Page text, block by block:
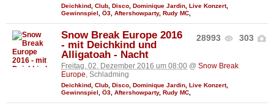
Deichkind Club Disco Dominique Jardin Live Konzert,
Gewinnspiel
Ö3 Aftershowparty, Rudy MC
28993 303
Snow Break Europe 2016
- mit Deichkind und
Alligatoah - Nacht
Freitag, 02. Dezember 2016 um 08:00 @ Snow Break
Europe, Schladming
Deichkind Club Disco Dominique Jardin Live Konzert,
Gewinnspiel
Ö3 Aftershowparty, Rudy MC